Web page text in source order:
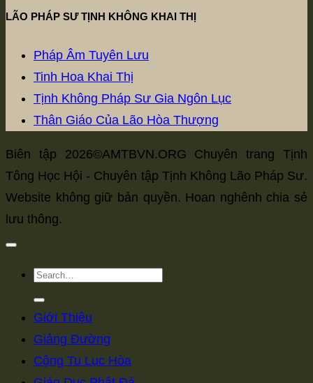
LÃO PHÁP SƯ TỊNH KHÔNG KHAI THỊ
Pháp Âm Tuyên Lưu
Tinh Hoa Khai Thị
Tịnh Không Pháp Sư Gia Ngôn Lục
Thân Giáo Của Lão Hòa Thượng
Biên tập 2026©AMTBVN.ORG Chuyên trang Tịnh
Tông Học Hội - Chuyên tập Tịnh Không Lão Pháp Sư.
Website không giữ bản quyền. Hoan nghênh chia sẻ
lưu thông.
Giới Thiệu
Giảng Đường
Cộng Tu Lục Hòa